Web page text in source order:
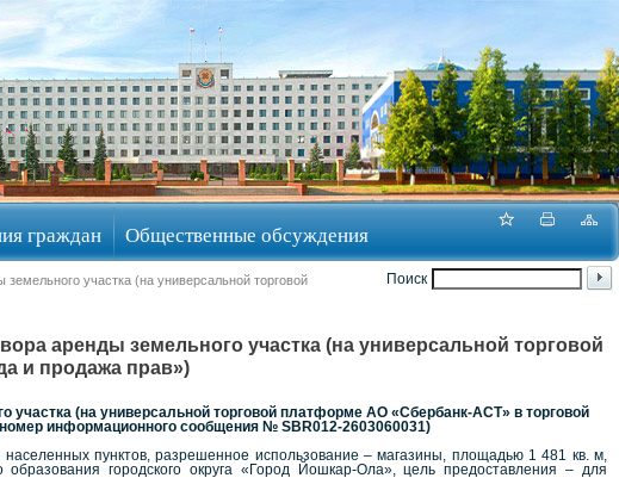
граждан Общественные обсуждения
Поиск
участка (на универсальной торговой
аренды земельного участка (на универсальной торговой
и продажа прав»)
(на универсальной торговой платформе АО «Сбербанк-АСТ» в торговой
информационного сообщения № SBR012-2603060031)
пунктов, разрешенное использование – магазины, площадью 1 481 кв. м,
городского округа «Город Йошкар-Ола», цель предоставления – для